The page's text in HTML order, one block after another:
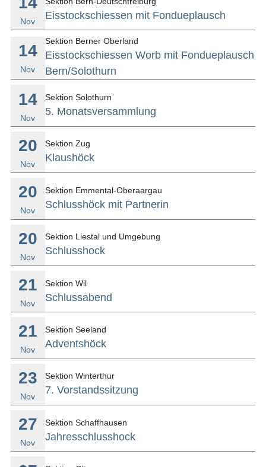
Nov
Eisstockschiessen mit Fondueplausch
14
Nov
Sektion Berner Oberland
Eisstockschiessen Worb mit Fondueplausch
Bern/Solothurn
14
Nov
Sektion Solothurn
5. Monatsversammlung
20
Nov
Sektion Zug
Klaushöck
20
Nov
Sektion Emmental-Oberaargau
Schlusshöck mit Partnerin
20
Nov
Sektion Liestal und Umgebung
Schlusshock
21
Nov
Sektion Wil
Schlussabend
21
Nov
Sektion Seeland
Adventshöck
23
Nov
Sektion Winterthur
7. Vorstandssitzung
27
Nov
Sektion Schaffhausen
Jahresschlusshock